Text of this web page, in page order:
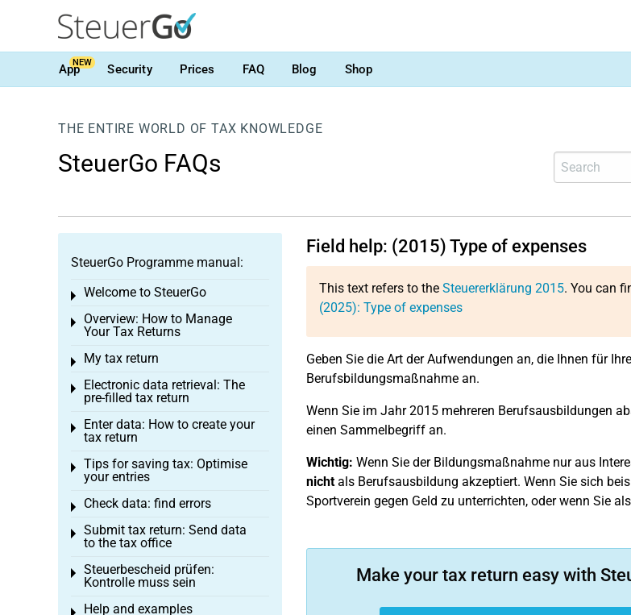
AppNEW Security Prices FAQ Blog Shop
THE ENTIRE WORLD OF TAX KNOWLEDGE
SteuerGo FAQs
Field help: (2015) Type of expenses
This text refers to the Steuererklärung 2015. You can
(2025): Type of expenses
Geben Sie die Art der Aufwendungen an, die Ihnen für
Berufsbildungsmaßnahme an.
Wenn Sie im Jahr 2015 mehreren Berufsausbildungen
einen Sammelbegriff an.
Wichtig: Wenn Sie der Bildungsmaßnahme nur aus
nichtals Berufsausbildung akzeptiert. Wenn Sie sich
Sportverein gegen Geld zu unterrichten, oder wenn Sie
Make your tax return easy with
SteuerGo Programme manual:
Welcome to SteuerGo
Toggle menu
Overview: How to Manage
Your Tax Returns
Toggle menu
My tax return
Toggle menu
Electronic data retrieval: The
pre-filled tax return
Toggle menu
Enter data: How to create your
tax return
Toggle menu
Tips for saving tax: Optimise
your entries
Toggle menu
Check data: find errors
Toggle menu
Submit tax return: Send data
to the tax office
Toggle menu
Steuerbescheid prüfen:
Kontrolle muss sein
Toggle menu
Help and examples